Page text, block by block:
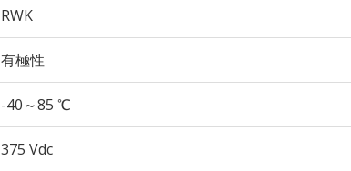
RWK
有極性
-40～85 ℃
375 Vdc